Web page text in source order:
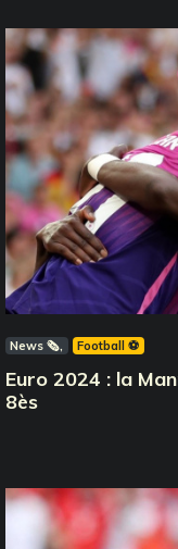
News 🗞️ Football ⚽️
Euro 2024 : la
8ès